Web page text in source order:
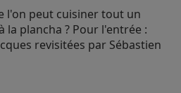
l'on peut cuisiner tout un
la plancha ? Pour l'entrée :
revisitées par Sébastien